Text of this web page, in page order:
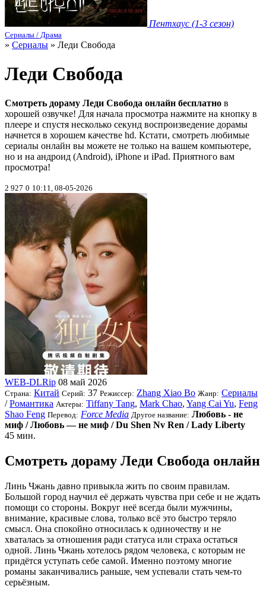
Пентхаус (1-3 сезон)
Сериалы / Драма
» Сериалы » Леди Свобода
Леди Свобода
Смотреть дораму Леди Свобода онлайн бесплатно в
хорошей озвучке! Для начала просмотра нажмите на кнопку в
плеере и спустя несколько секунд воспроизведение дорамы
начнется в хорошем качестве hd. Кстати, смотреть любимые
сериалы онлайн вы можете не только на вашем компьютере,
но и на андроид (Android), iPhone и iPad. Приятного вам
просмотра!
2 927 0 10:11, 08-05-2026
WEB-DLRip 08 май 2026
Страна: Китай Серий: 37 Режиссер: Zhang Xiao Bo Жанр: Сериалы
/Романтика Актеры: Tiffany Tang, Mark Chao, Yang Cai Yu, Feng
Shao Feng Перевод: Force Media Другое название: Любовь - не
миф / Любовь — не миф / Du Shen Nv Ren / Lady Liberty
45 мин.
Смотреть дораму Леди Свобода онлайн
Линь Чжань давно привыкла жить по своим правилам.
Большой город научил её держать чувства при себе и не ждать
помощи со стороны. Вокруг неё всегда были мужчины,
внимание, красивые слова, только всё это быстро теряло
смысл. Она спокойно относилась к одиночеству и не
хваталась за отношения ради статуса или страха остаться
одной. Линь Чжань хотелось рядом человека, с которым не
придётся уступать себе самой. Именно поэтому многие
романы заканчивались раньше, чем успевали стать чем-то
серьёзным.